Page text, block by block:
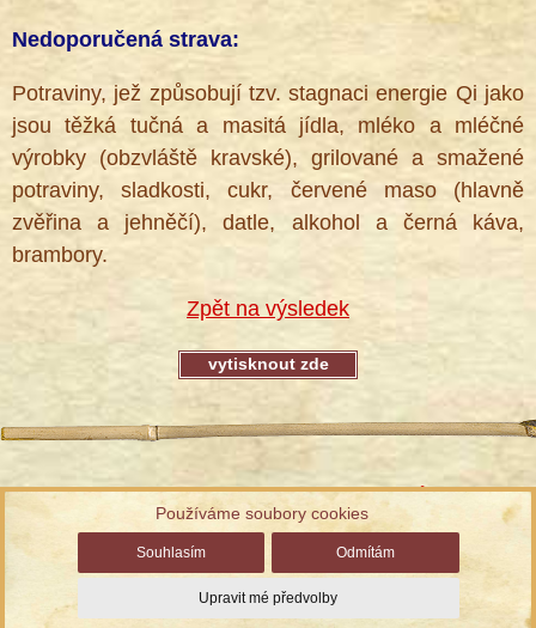
Používáme soubory cookies
Souhlasím Odmítám
Upravit mé předvolby
Nedoporučená strava:
Potraviny, jež způsobují tzv. stagnaci energie Qi jako
jsou těžká tučná a masitá jídla, mléko a mléčné
výrobky (obzvláště kravské), grilované a smažené
potraviny, sladkosti, cukr, červené maso (hlavně
zvěřina a jehněčí), datle, alkohol a černá káva,
brambory.
Zpět na výsledek
Informace ke zpracování osobních údajů
Správa cookies| Chráněno službou reCAPTCHAOchrana
soukromí a smluvní podmínky
© TCM Herbs, s.r.o., vyrobilSimopt, s.r.o.